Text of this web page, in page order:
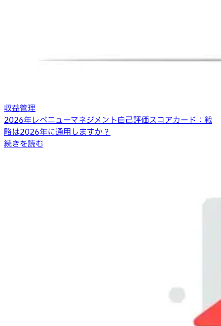
収益管理
2026年レベニューマネジメント自己評価スコアカード：戦
略は2026年に通用しますか？
続きを読む